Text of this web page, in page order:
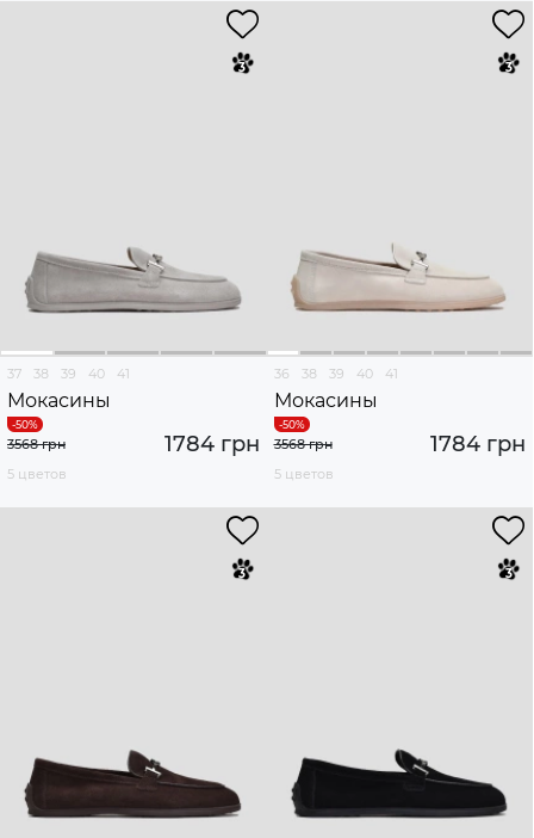
37 38 39 40 41
Мокасины
1784 грн
3568 грн
5 цветов
36 38 39 40 41
Мокасины
1784 грн
3568 грн
5 цветов